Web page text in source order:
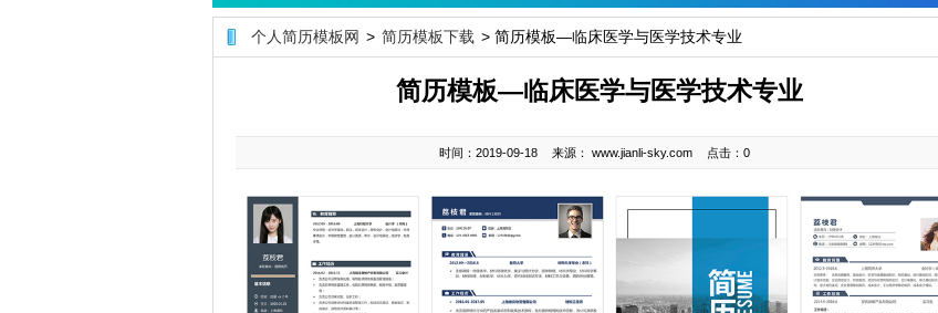
个人简历模板网 > 简历模板下载 > 简历模板—临床医学与医学技术专业
简历模板—临床医学与医学技术专业
时间：2019-09-18 来源： www.jianli-sky.com 点击：0